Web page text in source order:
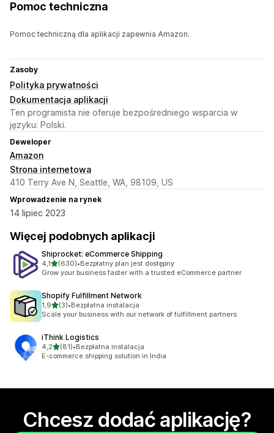
Pomoc techniczna
Pomoc techniczną dla aplikacji zapewnia Amazon.
Zasoby
Polityka prywatności
Dokumentacja aplikacji
Ten programista nie oferuje bezpośredniego wsparcia w
języku: Polski.
Deweloper
Amazon
Strona internetowa
410 Terry Ave N, Seattle, WA, 98109, US
Wprowadzenie na rynek
14 lipiec 2023
Więcej podobnych aplikacji
Shiprocket: eCommerce Shipping
4,1na 5 gwiazdek
(630)
Łączna liczba recenzji: 630
•Bezpłatny plan jest dostępny
Grow your business faster with a trusted eCommerce partner
Shopify Fulfillment Network
1,9na 5 gwiazdek
(3)
Łączna liczba recenzji: 3
•Bezpłatna instalacja
Scale your business with our network of fulfillment partners
iThink Logistics
4,2na 5 gwiazdek
(81)
Łączna liczba recenzji: 81
•Bezpłatna instalacja
E-commerce shipping solution in India
Chcesz dodać aplikację?